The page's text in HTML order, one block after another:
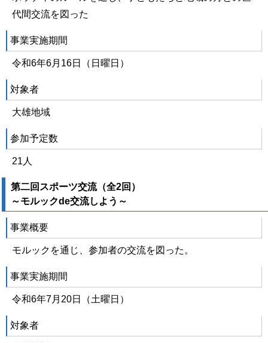
代間交流を図った
事業実施期間
令和6年6月16日（日曜日）
対象者
大雄地域
参加予定数
21人
第二回スポーツ交流（全2回）
～モルックde交流しよう～
事業概要
モルックを通じ、参加者の交流を図った。
事業実施期間
令和6年7月20日（土曜日）
対象者